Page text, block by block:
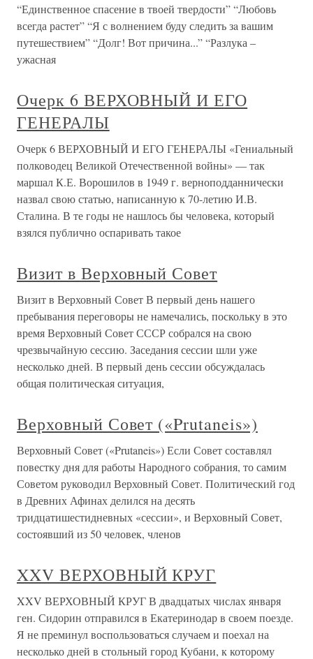
“Единственное спасение в твоей твердости” “Любовь
всегда растет” “Я с волнением буду следить зa вашим
путешествием” “Долг! Вот причина...” “Разлука –
ужасная
Очерк 6 ВЕРХОВНЫЙ И ЕГО
ГЕНЕРАЛЫ
Очерк 6 ВЕРХОВНЫЙ И ЕГО ГЕНЕРАЛЫ «Гениальный
полководец Великой Отечественной войны» — так
маршал К.Е. Ворошилов в 1949 г. верноподданнически
назвал свою статью, написанную к 70-летию И.В.
Сталина. В те годы не нашлось бы человека, который
взялся публично оспаривать такое
Визит в Верховный Совет
Визит в Верховный Совет В первый день нашего
пребывания переговоры не намечались, поскольку в это
время Верховный Совет СССР собрался на свою
чрезвычайную сессию. Заседания сессии шли уже
несколько дней. В первый день сессии обсуждалась
общая политическая ситуация,
Верховный Совет («Prutaneis»)
Верховный Совет («Prutaneis») Если Совет составлял
повестку дня для работы Народного собрания, то самим
Советом руководил Верховный Совет. Политический год
в Древних Афинах делился на десять
тридцатишестидневных «сессии», и Верховный Совет,
состоявший из 50 человек, членов
XXV ВЕРХОВНЫЙ КРУГ
XXV ВЕРХОВНЫЙ КРУГ В двадцатых числах января
ген. Сидорин отправился в Екатеринодар в своем поезде.
Я не преминул воспользоваться случаем и поехал на
несколько дней в стольный город Кубани, к которому